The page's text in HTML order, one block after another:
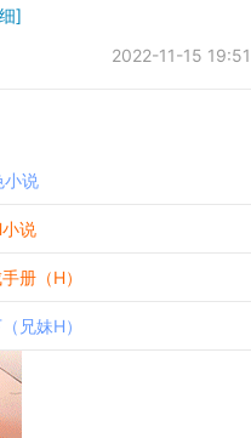
]
2022-11-15 19:51
小说
说
册（H）
兄妹H）